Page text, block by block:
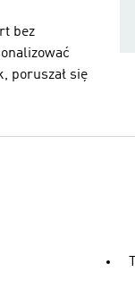
bez
poruszał się